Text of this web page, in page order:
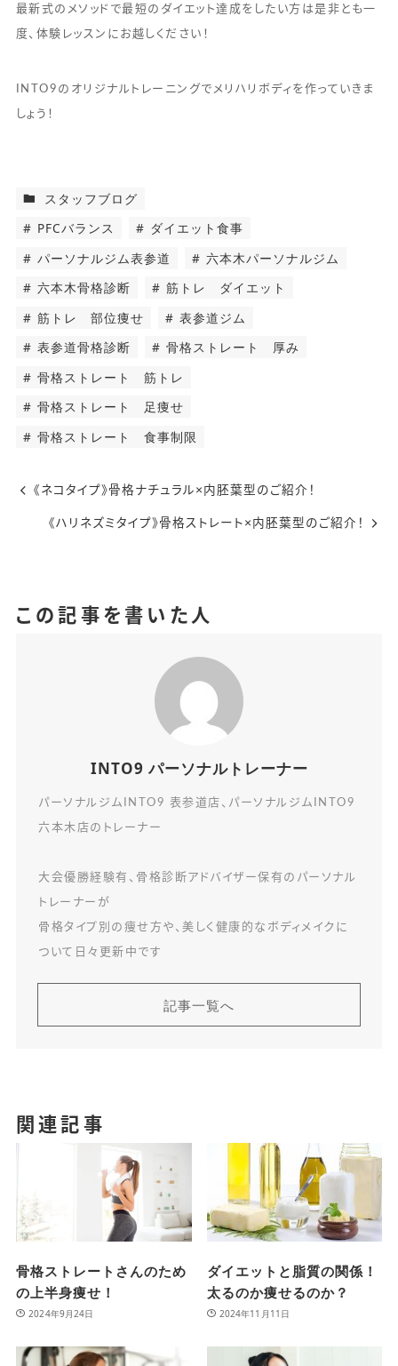
最新式のメソッドで最短のダイエット達成をしたい方は是非とも一
度、体験レッスンにお越しください！
INTO9のオリジナルトレーニングでメリハリボディを作っていきま
しょう！
スタッフブログ
PFCバランス
ダイエット食事
パーソナルジム表参道
六本木パーソナルジム
六本木骨格診断
筋トレ ダイエット
筋トレ 部位痩せ
表参道ジム
表参道骨格診断
骨格ストレート 厚み
骨格ストレート 筋トレ
骨格ストレート 足痩せ
骨格ストレート 食事制限
《ネコタイプ》骨格ナチュラル×内胚葉型のご紹介！
《ハリネズミタイプ》骨格ストレート×内胚葉型のご紹介！
この記事を書いた人
INTO9 パーソナルトレーナー
パーソナルジムINTO9 表参道店、パーソナルジムINTO9
六本木店のトレーナー
大会優勝経験有、骨格診断アドバイザー保有のパーソナル
トレーナーが
骨格タイプ別の痩せ方や、美しく健康的なボディメイクに
ついて日々更新中です
記事一覧へ
関連記事
骨格ストレートさんのため
の上半身痩せ！
2024年9月24日
ダイエットと脂質の関係！
太るのか痩せるのか？
2024年11月11日